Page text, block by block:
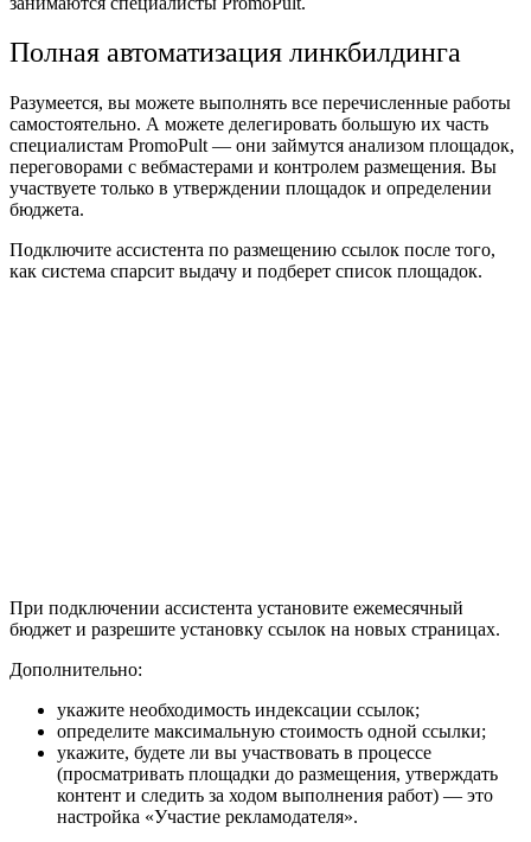
Полная автоматизация линкбилдинга
Разумеется, вы можете выполнять все перечисленные работы
самостоятельно. А можете делегировать большую их часть
специалистам PromoPult — они займутся анализом площадок,
переговорами с вебмастерами и контролем размещения. Вы
участвуете только в утверждении площадок и определении
бюджета.
Подключите ассистента по размещению ссылок после того,
как система спарсит выдачу и подберет список площадок.
При подключении ассистента установите ежемесячный
бюджет и разрешите установку ссылок на новых страницах.
Дополнительно:
укажите необходимость индексации ссылок;
определите максимальную стоимость одной ссылки;
укажите, будете ли вы участвовать в процессе
(просматривать площадки до размещения, утверждать
контент и следить за ходом выполнения работ) — это
настройка «Участие рекламодателя».